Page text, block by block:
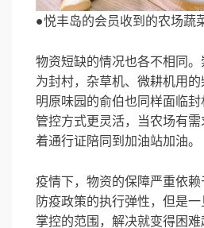
●悦丰岛的会员收到的农场蔬
物资短缺的情况也各不相同
为封村，杂草机、微耕机用
明原味园的俞伯也同样面临
管控方式更灵活，当农场有
着通行证陪同到加油站加油。
疫情下，物资的保障严重依
防疫政策的执行弹性，但是
掌控的范围，解决就变得困